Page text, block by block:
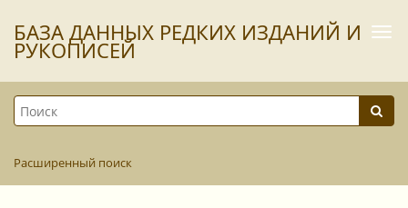
БАЗА ДАННЫХ РЕДКИХ ИЗДАНИЙ И
РУКОПИСЕЙ
Расширенный поиск